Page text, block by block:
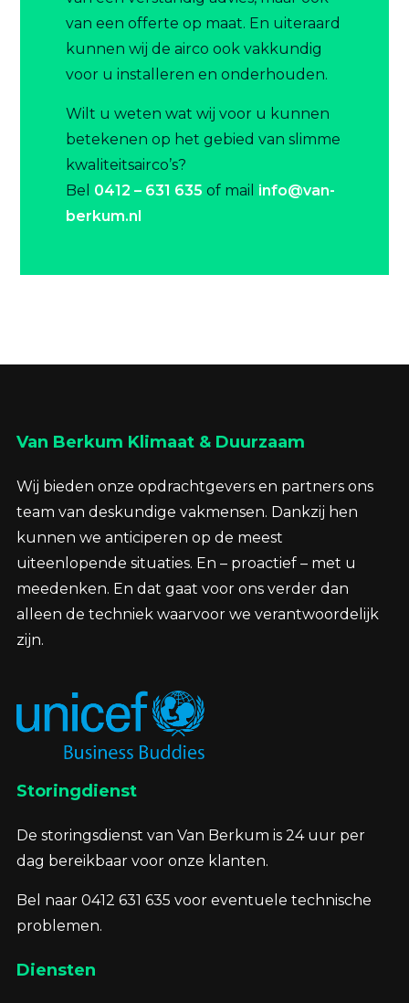
van een offerte op maat. En uiteraard
kunnen wij de airco ook vakkundig
voor u installeren en onderhouden.
Wilt u weten wat wij voor u kunnen
betekenen op het gebied van slimme
kwaliteitsairco’s?
Bel 0412 – 631 635 of mail info@van-
berkum.nl
Van Berkum Klimaat & Duurzaam
Wij bieden onze opdrachtgevers en partners ons
team van deskundige vakmensen. Dankzij hen
kunnen we anticiperen op de meest
uiteenlopende situaties. En – proactief – met u
meedenken. En dat gaat voor ons verder dan
alleen de techniek waarvoor we verantwoordelijk
zijn.
Storingdienst
De storingsdienst van Van Berkum is 24 uur per
dag bereikbaar voor onze klanten.
Bel naar 0412 631 635 voor eventuele technische
problemen.
Diensten